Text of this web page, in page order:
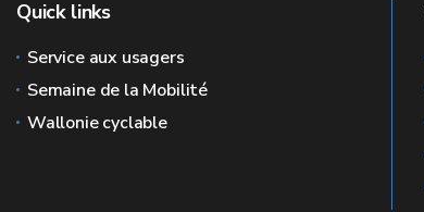
Quick links
Service aux usagers
Semaine de la Mobilité
Wallonie cyclable